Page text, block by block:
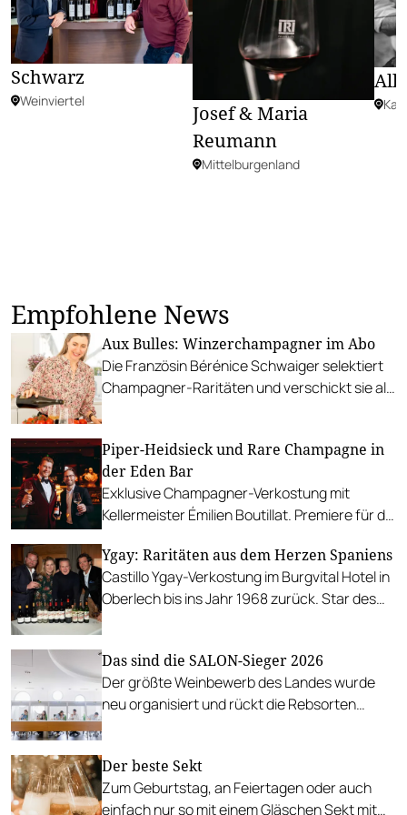
Schwarz
Weinviertel
Josef & Maria
Reumann
Mittelburgenland
Empfohlene News
Aux Bulles: Winzerchampagner im Abo
Die Französin Bérénice Schwaiger selektiert
Champagner-Raritäten und verschickt sie als
Piper-Heidsieck und Rare Champagne in
der Eden Bar
Exklusive Champagner-Verkostung mit
Kellermeister Émilien Boutillat. Premiere für die
Ygay: Raritäten aus dem Herzen Spaniens
Castillo Ygay-Verkostung im Burgvital Hotel in
Oberlech bis ins Jahr 1968 zurück. Star des
Das sind die SALON-Sieger 2026
Der größte Weinbewerb des Landes wurde
neu organisiert und rückt die Rebsorten
Der beste Sekt
Zum Geburtstag, an Feiertagen oder auch
einfach nur so mit einem Gläschen Sekt mit